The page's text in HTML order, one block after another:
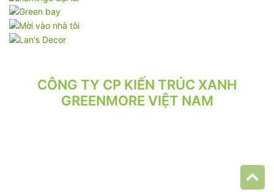
CÔNG TY CP KIẾN TRÚC XANH
GREENMORE VIỆT NAM